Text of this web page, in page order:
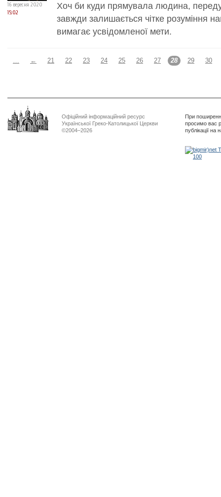
16 вересня 2020
15:02
Хоч би куди прямувала людина,
завжди залишається чітке розуміння
вимагає усвідомленої мети.
… ← 21 22 23 24 25 26 27 28 29 30
Офіційний інформаційний ресурс
Української Греко-Католицької Церкви
©2004–2026
При
просимо вас
публікації на